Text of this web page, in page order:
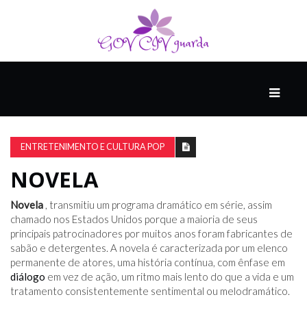
DO
THINK
COMPANHEIRO
COMEÇA
COM
UM
ENTRETENIMENTO E CULTURA POP
NOVELA
Novela , transmitiu um programa dramático em série, assim
chamado nos Estados Unidos porque a maioria de seus
principais patrocinadores por muitos anos foram fabricantes de
sabão e detergentes. A novela é caracterizada por um elenco
permanente de atores, uma história contínua, com ênfase em
diálogo em vez de ação, um ritmo mais lento do que a vida e um
tratamento consistentemente sentimental ou melodramático.